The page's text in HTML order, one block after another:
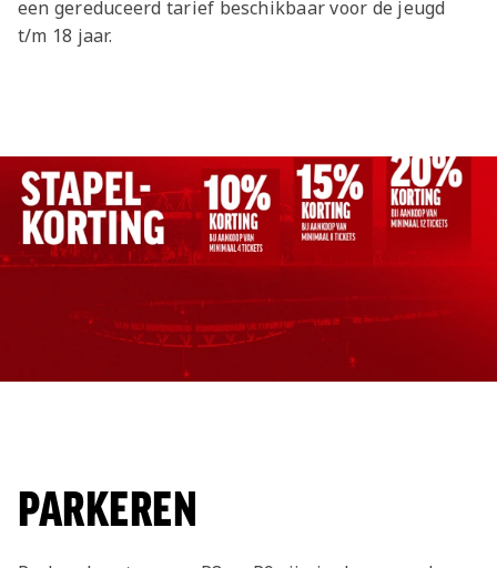
een gereduceerd tarief beschikbaar voor de jeugd
t/m 18 jaar.
PARKEREN